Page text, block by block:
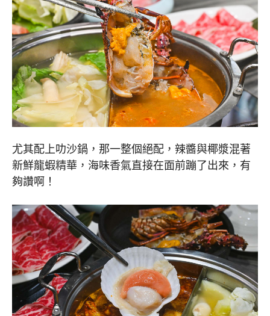
尤其配上叻沙鍋，那一整個絕配，辣醬與椰漿混著
新鮮龍蝦精華，海味香氣直接在面前蹦了出來，有
夠讚啊！